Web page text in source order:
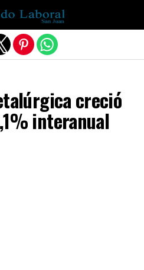
creció
interanual
versión móvil